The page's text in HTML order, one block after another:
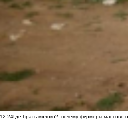
12:24Где брать молоко?: почему фермеры массово